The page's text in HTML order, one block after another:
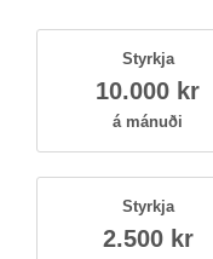
Styrkja
10.000 kr
á mán­uði
Styrkja
2.500 kr